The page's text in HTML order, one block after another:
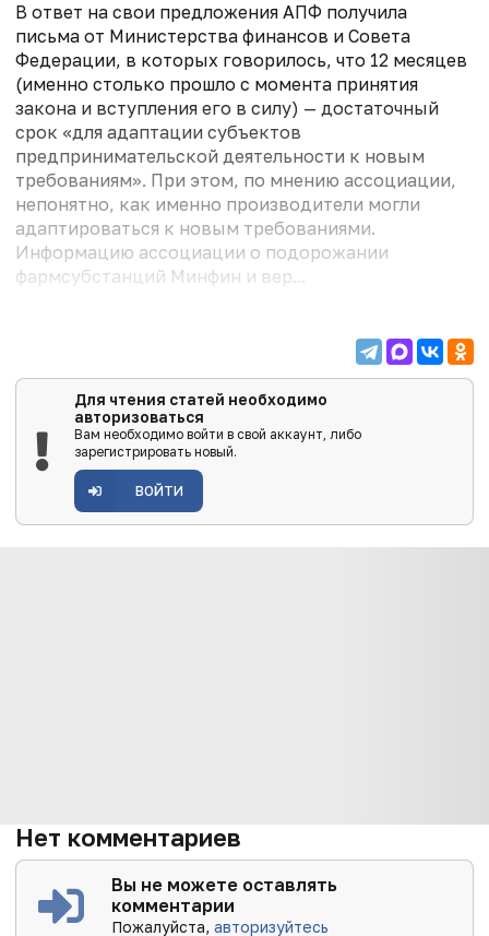
В ответ на свои предложения АПФ получила
письма от Министерства финансов и Совета
Федерации, в которых говорилось, что 12 месяцев
(именно столько прошло с момента принятия
закона и вступления его в силу) — достаточный
срок «для адаптации субъектов
предпринимательской деятельности к новым
требованиям». При этом, по мнению ассоциации,
непонятно, как именно производители могли
адаптироваться к новым требованиями.
Информацию ассоциации о подорожании
фармсубстанций Минфин и вер...
Для чтения статей необходимо
авторизоваться
Вам необходимо войти в свой аккаунт, либо
зарегистрировать новый.
ВОЙТИ
Нет комментариев
Вы не можете оставлять
комментарии
Пожалуйста,авторизуйтесь